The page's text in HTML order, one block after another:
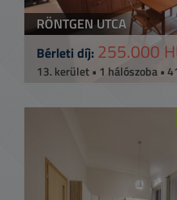
RÖNTGEN UTCA
Bérleti díj: 255.000
13. kerület • 1 hálószoba •